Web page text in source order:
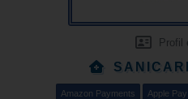
Profil
Amazon Payments Apple Pay